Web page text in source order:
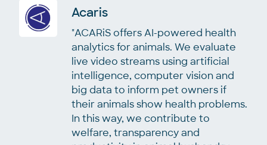
Acaris
"ACARiS offers AI-powered health
analytics for animals. We evaluate
live video streams using artificial
intelligence, computer vision and
big data to inform pet owners if
their animals show health problems.
In this way, we contribute to
welfare, transparency and